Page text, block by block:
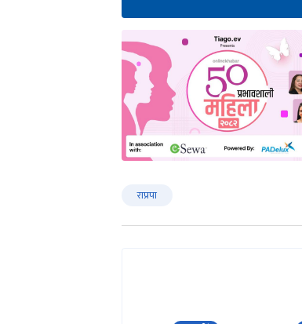
राप्रपा